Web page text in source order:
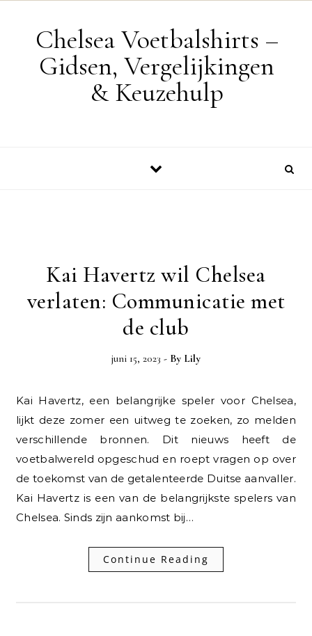
Chelsea Voetbalshirts –
Gidsen, Vergelijkingen
& Keuzehulp
Kai Havertz wil Chelsea
verlaten: Communicatie met
de club
juni 15, 2023 - By Lily
Kai Havertz, een belangrijke speler voor Chelsea,
lijkt deze zomer een uitweg te zoeken, zo melden
verschillende bronnen. Dit nieuws heeft de
voetbalwereld opgeschud en roept vragen op over
de toekomst van de getalenteerde Duitse aanvaller.
Kai Havertz is een van de belangrijkste spelers van
Chelsea. Sinds zijn aankomst bij…
Continue Reading